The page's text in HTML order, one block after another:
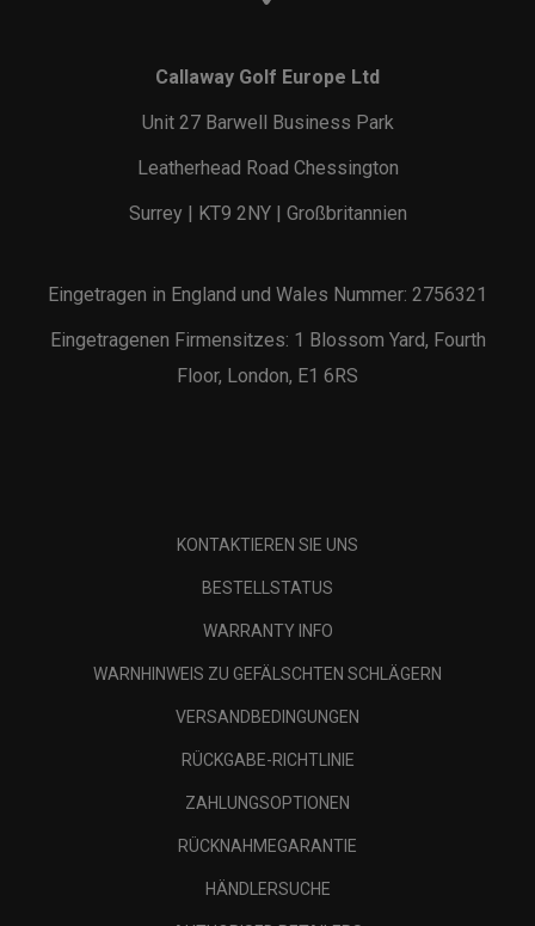
Callaway Golf Europe Ltd
Unit 27 Barwell Business Park
Leatherhead Road Chessington
Surrey | KT9 2NY | Großbritannien
Eingetragen in England und Wales Nummer: 2756321
Eingetragenen Firmensitzes: 1 Blossom Yard, Fourth
Floor, London, E1 6RS
KONTAKTIEREN SIE UNS
BESTELLSTATUS
WARRANTY INFO
WARNHINWEIS ZU GEFÄLSCHTEN SCHLÄGERN
VERSANDBEDINGUNGEN
RÜCKGABE-RICHTLINIE
ZAHLUNGSOPTIONEN
RÜCKNAHMEGARANTIE
HÄNDLERSUCHE